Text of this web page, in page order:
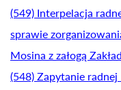
(549) Interpelacja
sprawie
Mosina z załogą
(548) Zapytanie